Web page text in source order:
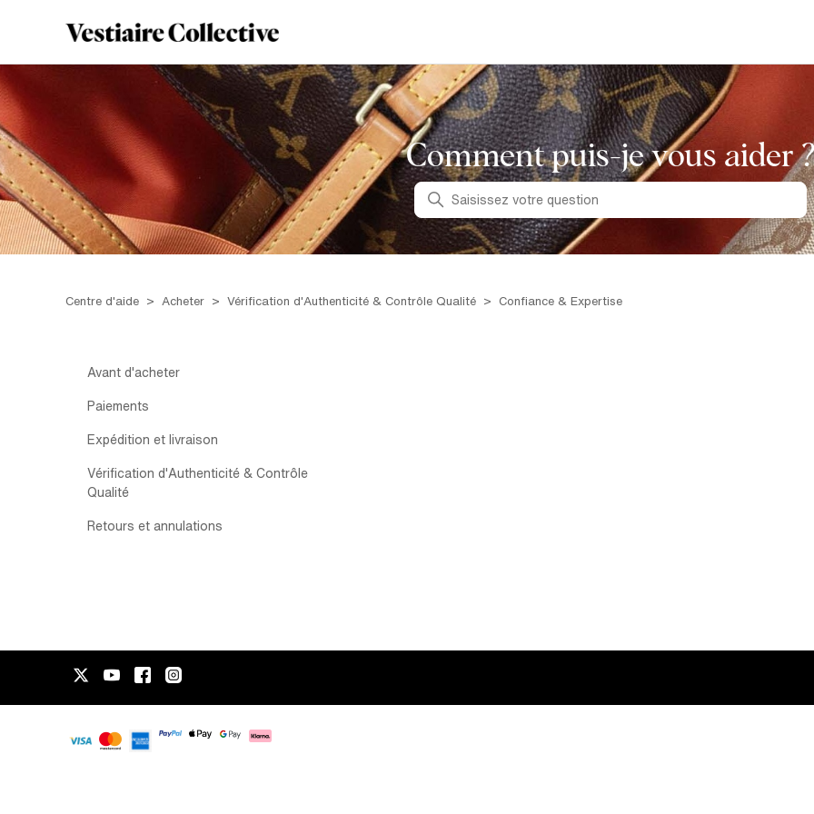
Comment puis-je vous aider ?
Recherche
Centre d'aide Acheter Vérification d'Authenticité & Contrôle Qualité Confiance & Expertise
Avant d'acheter
Paiements
Expédition et livraison
Vérification d'Authenticité & Contrôle
Qualité
Retours et annulations